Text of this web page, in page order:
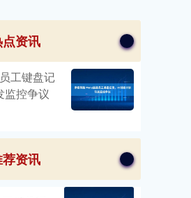
资讯
工键盘记
监控争议
资讯